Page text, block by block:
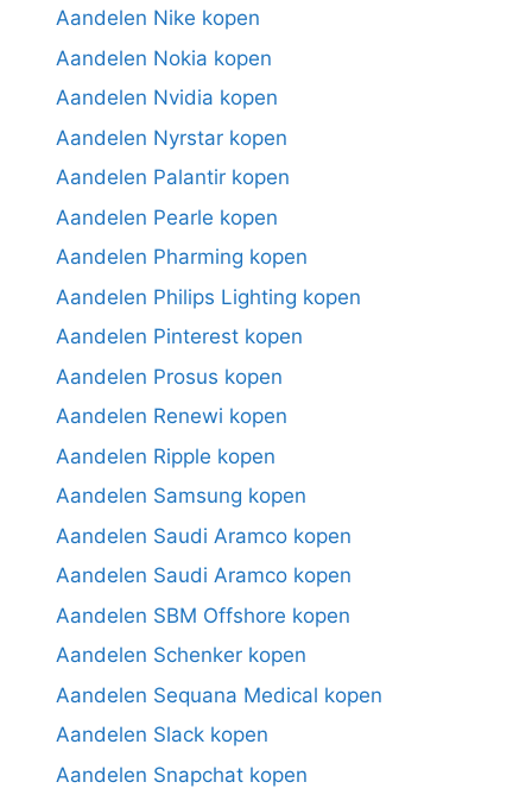
Aandelen Nike kopen
Aandelen Nokia kopen
Aandelen Nvidia kopen
Aandelen Nyrstar kopen
Aandelen Palantir kopen
Aandelen Pearle kopen
Aandelen Pharming kopen
Aandelen Philips Lighting kopen
Aandelen Pinterest kopen
Aandelen Prosus kopen
Aandelen Renewi kopen
Aandelen Ripple kopen
Aandelen Samsung kopen
Aandelen Saudi Aramco kopen
Aandelen Saudi Aramco kopen
Aandelen SBM Offshore kopen
Aandelen Schenker kopen
Aandelen Sequana Medical kopen
Aandelen Slack kopen
Aandelen Snapchat kopen